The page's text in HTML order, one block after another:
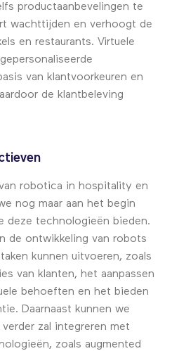
productaanbevelingen te
wachttijden en verhoogt de
en restaurants. Virtuele
van klantvoorkeuren en
de klantbeleving
robotica in hospitality en
nog maar aan het begin
deze technologieën bieden.
de ontwikkeling van robots
kunnen uitvoeren, zoals
van klanten, het aanpassen
behoeften en het bieden
Daarnaast kunnen we
zal integreren met
zoals augmented